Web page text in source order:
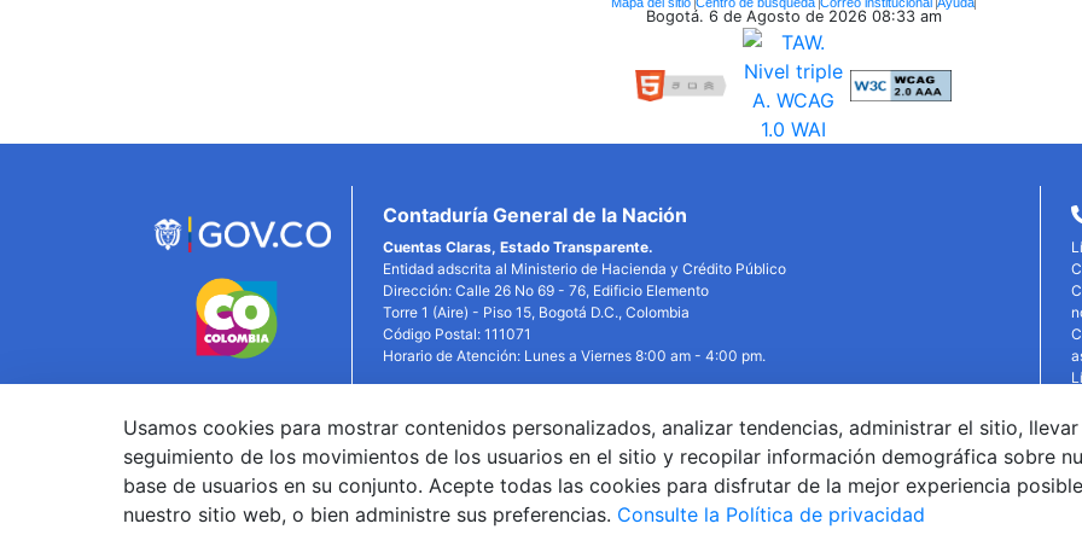
Bogotá. 6 de Agosto de 2026 08:33 am
Contaduría General de la Nación
Cuentas Claras, Estado Transparente.
Entidad adscrita al Ministerio de Hacienda y Crédito Público
Dirección: Calle 26 No 69 - 76, Edificio Elemento
Torre 1 (Aire) - Piso 15, Bogotá D.C., Colombia
Código Postal: 111071
Horario de Atención: Lunes a Viernes 8:00 am - 4:00 pm.
Linkedin X YouTube Facebook
Usamos cookies para mostrar contenidos personalizados, analizar tendencias, administrar el sitio, llevar
seguimiento de los movimientos de los usuarios en el sitio y recopilar información demográfica sobre
base de usuarios en su conjunto. Acepte todas las cookies para disfrutar de la mejor experiencia
nuestro sitio web, o bien administre sus preferencias. Consulte la Política de privacidad